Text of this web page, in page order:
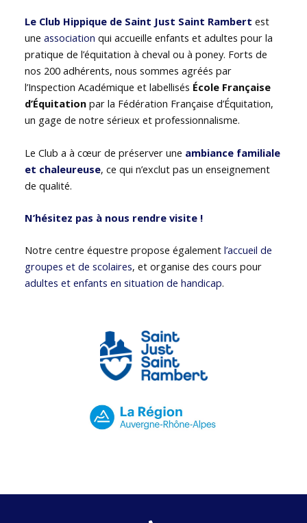
Le Club Hippique de Saint Just Saint Rambert est
uneassociation qui accueille enfants et adultes pour la
pratique de l’équitation à cheval ou à poney. Forts de
nos 200 adhérents, nous sommes agréés par
l’Inspection Académique et labellisés École Française
d’Équitation par la Fédération Française d’Équitation,
un gage de notre sérieux et professionnalisme.
Le Club a à cœur de préserver une ambiance familiale
et chaleureuse, ce qui n’exclut pas un enseignement
de qualité.
N’hésitez pas à nous rendre visite !
Notre centre équestre propose égalementl’accueil de
groupes et de scolaires, et organise des cours pour
adultes et enfants en situation de handicap.